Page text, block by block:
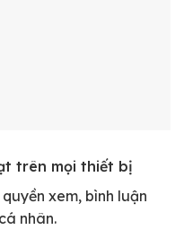
trên mọi thiết bị
xem, bình luận
nhân.